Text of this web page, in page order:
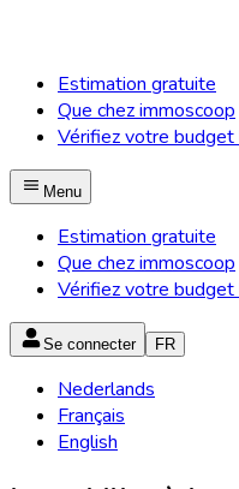
Estimation gratuite
Que chez immoscoop
Vérifiez votre
Menu
Estimation gratuite
Que chez immoscoop
Vérifiez votre
Se connecter FR
Nederlands
Français
English